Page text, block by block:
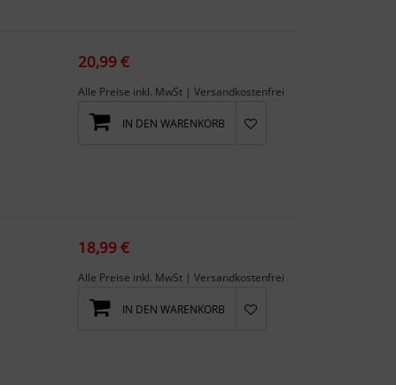
20,99 €
Alle Preise inkl. MwSt | Versandkostenfrei
IN DEN WARENKORB
18,99 €
Alle Preise inkl. MwSt | Versandkostenfrei
IN DEN WARENKORB